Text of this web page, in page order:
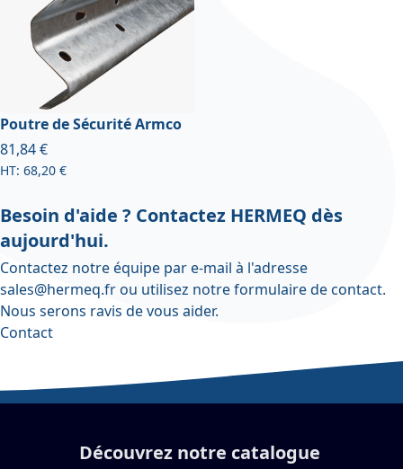
Poutre de Sécurité Armco
À partir de
81,84 €
68,20 €
Besoin d'aide ? Contactez HERMEQ dès
aujourd'hui.
Contactez notre équipe par e-mail à l'adresse
sales@hermeq.frou utilisez notreformulaire de contact.
Nous serons ravis de vous aider.
Contact
Découvrez notre catalogue